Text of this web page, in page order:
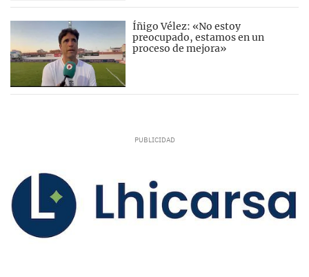
Íñigo Vélez: «No estoy
preocupado, estamos en un
proceso de mejora»